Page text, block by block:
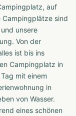
auf
Campingplätze sind
unsere
Von der
ist bis ins
Campingplatz in
mit einem
in
von Wasser.
eines schönen